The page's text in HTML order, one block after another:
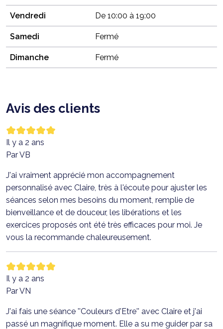
Vendredi De 10:00 à 19:00
Samedi Fermé
Dimanche Fermé
Avis des clients
Il y a 2 ans
Par VB
J'ai vraiment apprécié mon accompagnement
personnalisé avec Claire, très à l'écoute pour ajuster les
séances selon mes besoins du moment, remplie de
bienveillance et de douceur, les libérations et les
exercices proposés ont été très efficaces pour moi. Je
vous la recommande chaleureusement.
Il y a 2 ans
Par VN
J'ai fais une séance ''Couleurs d'Etre'' avec Claire et j'ai
passé un magnifique moment. Elle a su me guider par sa